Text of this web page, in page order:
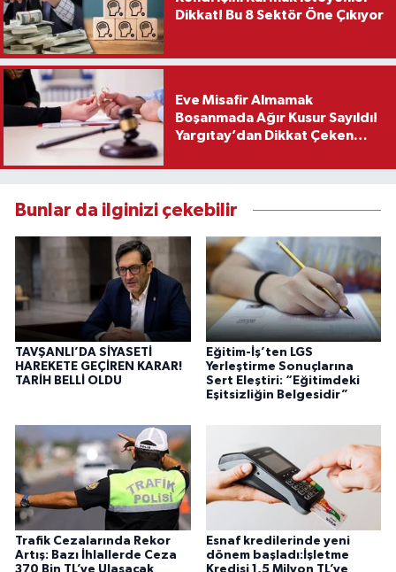
Dikkat! Bu 8 Sektör Öne Çıkıyor
Eve Misafir Almamak
Boşanmada Ağır Kusur Sayıldı!
Yargıtay’dan Dikkat Çeken
Bunlar da ilginizi çekebilir
TAVŞANLI’DA SİYASETİ
HAREKETE GEÇİREN KARAR!
TARİH BELLİ OLDU
Eğitim-İş’ten LGS
Yerleştirme Sonuçlarına
Sert Eleştiri: “Eğitimdeki
Eşitsizliğin Belgesidir”
Trafik Cezalarında Rekor
Artış: Bazı İhlallerde Ceza
Esnaf kredilerinde yeni
dönem başladı:İşletme